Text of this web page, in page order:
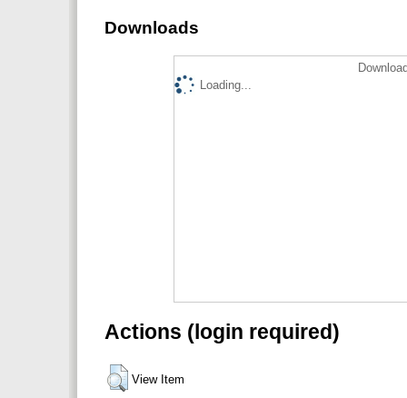
Downloads
Loading...
Actions (login required)
View Item